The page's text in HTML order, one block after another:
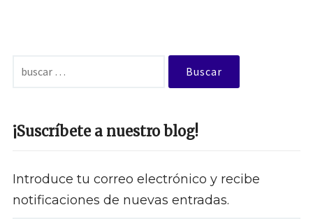
¡Suscríbete a nuestro blog!
Introduce tu correo electrónico y recibe
notificaciones de nuevas entradas.